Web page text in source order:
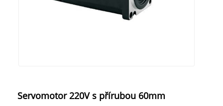
Servomotor 220V s přírubou 60mm